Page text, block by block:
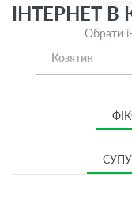
ІНТЕРНЕТ В
Обрати
Козятин